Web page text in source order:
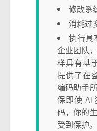
修改系
消耗过
执行具
企业团队
样具有基
提供了在
编码助手
保即使 AI
码，你的
受到保护。